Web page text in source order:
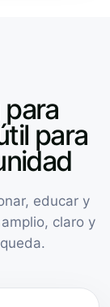
para
educar y
claro y